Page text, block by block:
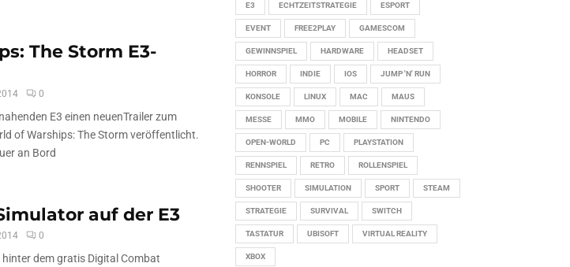
The Storm E3-
0
E3 einen neuenTrailer zum
of Warships: The Storm veröffentlicht.
an Bord
auf der E3
0
dem gratis Digital Combat
E3 ECHTZEITSTRATEGIE ESPORT
EVENT FREE2PLAY GAMESCOM
GEWINNSPIEL HARDWARE HEADSET
HORROR INDIE IOS JUMP 'N' RUN
KONSOLE LINUX MAC MAUS
MESSE MMO MOBILE NINTENDO
OPEN-WORLD PC PLAYSTATION
RENNSPIEL RETRO ROLLENSPIEL
SHOOTER SIMULATION SPORT STEAM
STRATEGIE SURVIVAL SWITCH
TASTATUR UBISOFT VIRTUAL REALITY
XBOX